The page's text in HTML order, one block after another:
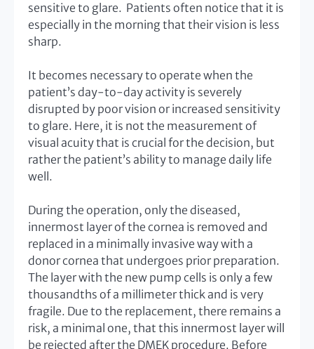
sensitive to glare. Patients often notice that it is
especially in the morning that their vision is less
sharp.
It becomes necessary to operate when the
patient’s day-to-day activity is severely
disrupted by poor vision or increased sensitivity
to glare. Here, it is not the measurement of
visual acuity that is crucial for the decision, but
rather the patient’s ability to manage daily life
well.
During the operation, only the diseased,
innermost layer of the cornea is removed and
replaced in a minimally invasive way with a
donor cornea that undergoes prior preparation.
The layer with the new pump cells is only a few
thousandths of a millimeter thick and is very
fragile. Due to the replacement, there remains a
risk, a minimal one, that this innermost layer will
be rejected after the DMEK procedure. Before